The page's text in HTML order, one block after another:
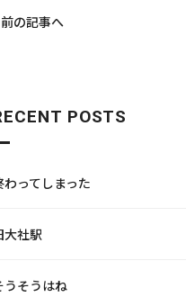
前の記事へ
POSTS
わってしまった
大社駅
うそうはね